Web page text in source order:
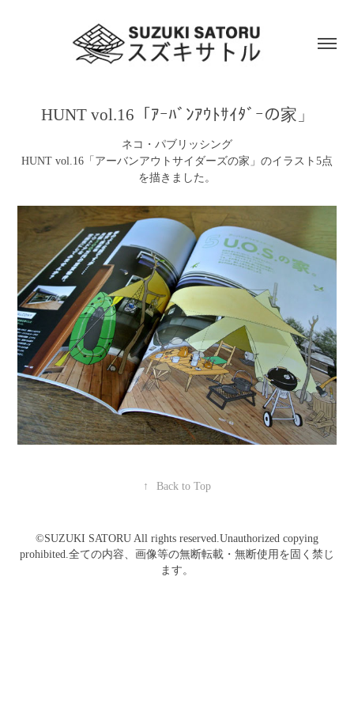
HUNT vol.16「ｱｰﾊﾞﾝｱｳﾄｻｲﾀﾞｰの家」
ネコ・パブリッシング
HUNT vol.16「アーバンアウトサイダーズの家」のイラスト5点
を描きました。
↑ Back to Top
©️SUZUKI SATORU All rights reserved.Unauthorized copying
prohibited.全ての内容、画像等の無断転載・無断使用を固く禁じ
ます。